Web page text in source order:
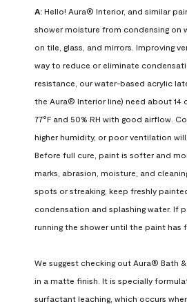
A: Hello! Aura® Interior, and similar
shower moisture from condensing on
on tile, glass, and mirrors. Improving
way to reduce or eliminate
resistance, our water-based acrylic
the Aura® Interior line) need about 14
77°F and 50% RH with good airflow.
higher humidity, or poor ventilation
Before full cure, paint is softer and
marks, abrasion, moisture, and
spots or streaking, keep freshly
condensation and splashing water. If
running the shower until the paint has
We suggest checking out Aura® Bath
in a matte finish. It is specially
surfactant leaching, which occurs